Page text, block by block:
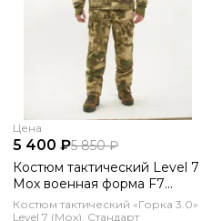
Цена
5 400 ₽5 850 ₽
Костюм тактический Level 7
Мох военная форма F7
горка вкпо 3.0
Костюм тактический «Горка 3.0»
Level 7 (Мох). Стандарт